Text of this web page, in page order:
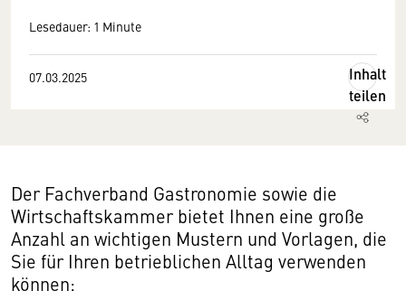
Lesedauer: 1 Minute
07.03.2025
Inhalt
teilen
Der Fachverband Gastronomie sowie die
Wirtschaftskammer bietet Ihnen eine große
Anzahl an wichtigen Mustern und Vorlagen, die
Sie für Ihren betrieblichen Alltag verwenden
können: